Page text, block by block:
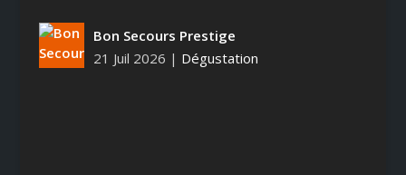
Bon Secours Prestige
21 Juil 2026 | Dégustation